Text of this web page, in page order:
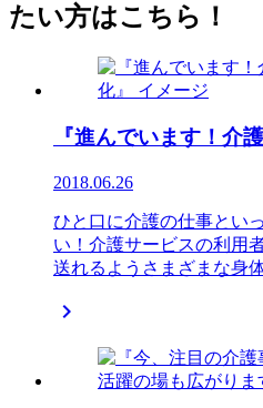
たい方はこちら！
『進んでいます！介
2018.06.26
ひと口に介護の仕事とい
い！介護サービスの利用
送れるようさまざまな身
